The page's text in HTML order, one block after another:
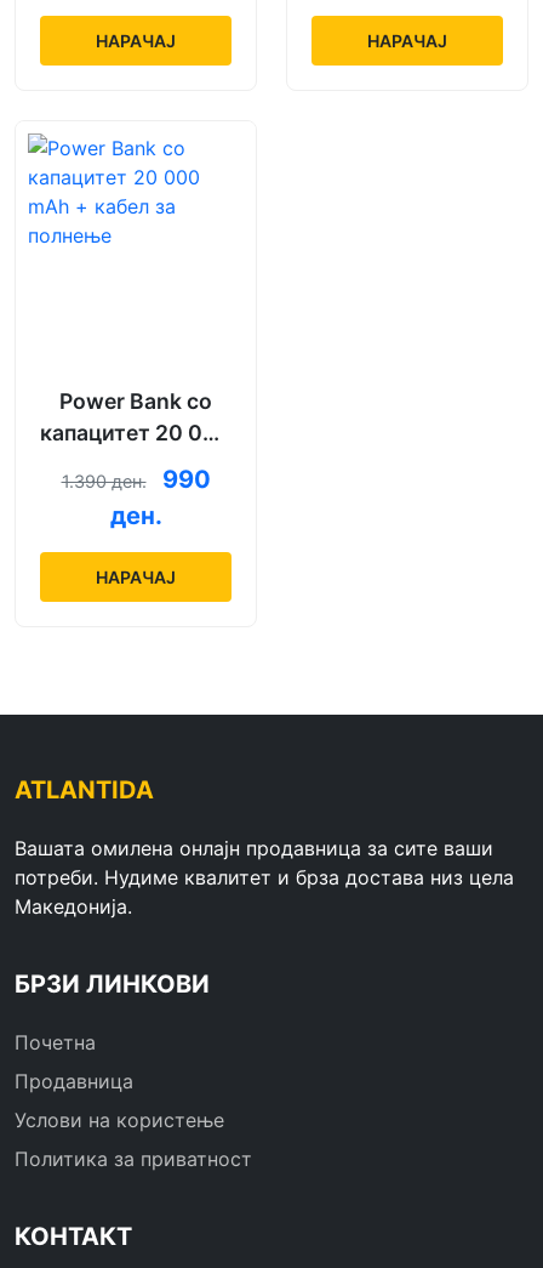
НАРАЧАЈ НАРАЧАЈ
Power Bank со
капацитет 20 000
mAh + кабел за
полнење
1.390 ден.
990
ден.
НАРАЧАЈ
ATLANTIDA
Вашата омилена онлајн продавница за сите ваши
потреби. Нудиме квалитет и брза достава низ цела
Македонија.
БРЗИ ЛИНКОВИ
Почетна
Продавница
Услови на користење
Политика за приватност
КОНТАКТ